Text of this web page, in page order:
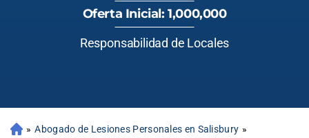
Oferta Inicial: 1,000,000
Responsabilidad de Locales
» Abogado de Lesiones Personales en Salisbury »